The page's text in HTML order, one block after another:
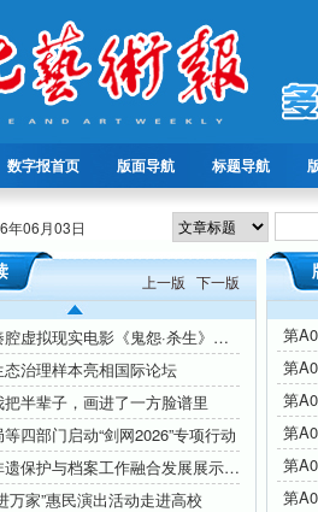
数字报首页 版面导航 标题导航
年06月03日
上一版 下一版
中国首部秦腔虚拟现实电影《鬼怨·杀生》开机
治理样本亮相国际论坛
半辈子，画进了一方脸谱里
四部门启动“剑网2026”专项行动
陕西举行非遗保护与档案工作融合发展展示活动
万家”惠民演出活动走进高校
第
第
第
第
第